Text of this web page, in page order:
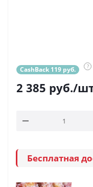
CashBack 119 руб. ?
2 385 руб./
Бесплатная